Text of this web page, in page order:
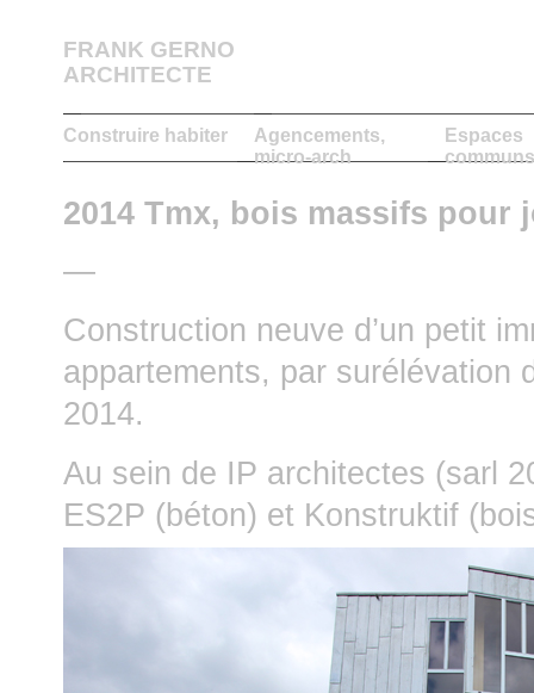
FRANK GERNO
ARCHITECTE
Construire habiter
Agencements,
micro-arch
Espaces
2014 Tmx, bois massifs pour
—
Construction neuve d’un petit
appartements, par surélévation
2014.
Au sein de IP architectes (sarl
ES2P (béton) et Konstruktif